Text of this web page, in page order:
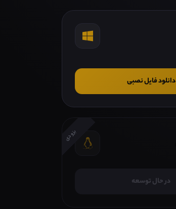
دانلود فایل نصبی
بزودی
در حال توسعه